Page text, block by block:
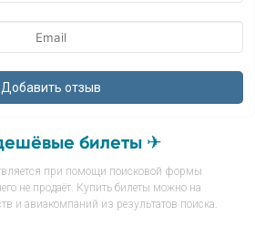
билеты ✈
при помощи поисковой формы
не продаёт. Купить билеты можно на
и авиакомпаний из результатов поиска.